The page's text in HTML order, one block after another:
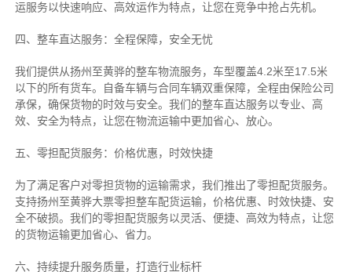
运服务以快速响应、高效运作为特点，让您在竞争中抢占先机。
四、整车直达服务：全程保障，安全无忧
我们提供从扬州至黄骅的整车物流服务，车型覆盖4.2米至17.5米
以下的所有货车。自备车辆与合同车辆双重保障，全程由保险公司
承保，确保货物的时效与安全。我们的整车直达服务以专业、高
效、安全为特点，让您在物流运输中更加省心、放心。
五、零担配货服务：价格优惠，时效快捷
为了满足客户对零担货物的运输需求，我们推出了零担配货服务。
支持扬州至黄骅大票零担整车配货运输，价格优惠、时效快捷、安
全不破损。我们的零担配货服务以灵活、便捷、高效为特点，让您
的货物运输更加省心、省力。
六、持续提升服务质量，打造行业标杆